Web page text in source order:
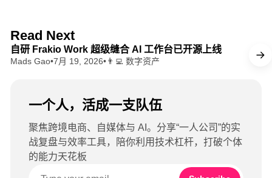
ke
Read Next
自研 Frakio Work 超级缝合 AI 工作台已开源上线
Mads Gao•7月 19, 2026•👨‍💻 数字资产
一个人，活成一支队伍
聚焦跨境电商、自媒体与 AI。分享“一人公司”的实
战复盘与效率工具，陪你利用技术杠杆，打破个体
的能力天花板